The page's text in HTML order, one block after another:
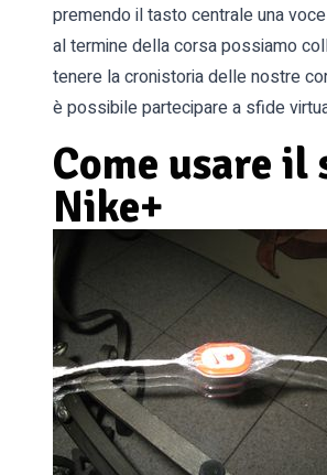
premendo il tasto centrale una
al termine della corsa possiamo
tenere la cronistoria delle nostre
è possibile partecipare a sfide
Come usare il
Nike+